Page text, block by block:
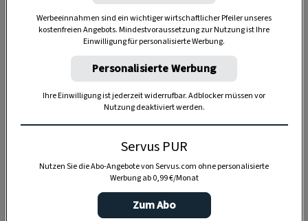
Anzeige
Werbeeinnahmen sind ein wichtiger wirtschaftlicher Pfeiler unseres
kostenfreien Angebots. Mindestvoraussetzung zur Nutzung ist Ihre
Einwilligung für personalisierte Werbung.
Personalisierte Werbung
Ihre Einwilligung ist jederzeit widerrufbar. Adblocker müssen vor
Nutzung deaktiviert werden.
Servus PUR
Nutzen Sie die Abo-Angebote von Servus.com ohne personalisierte
Werbung ab 0,99 €/Monat
Zum Abo